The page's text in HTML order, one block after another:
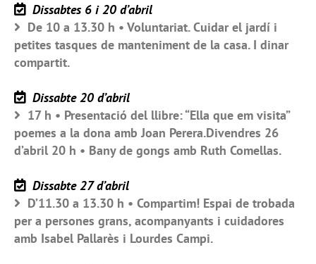
Dissabtes 6 i 20 d’abril
De 10 a 13.30 h • Voluntariat. Cuidar el jardí i
petites tasques de manteniment de la casa. I dinar
compartit.
Dissabte 20 d’abril
17 h • Presentació del llibre: “Ella que em visita”
poemes a la dona amb Joan Perera.Divendres 26
d’abril 20 h • Bany de gongs amb Ruth Comellas.
Dissabte 27 d’abril
D’11.30 a 13.30 h • Compartim! Espai de trobada
per a persones grans, acompanyants i cuidadores
amb Isabel Pallarès i Lourdes Campi.